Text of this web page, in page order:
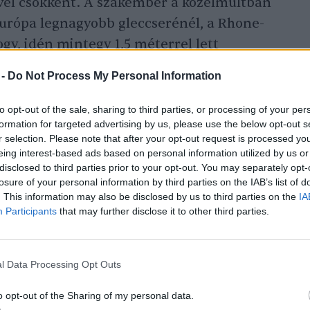
Do Not Process My Personal Information
opt-out of the sale, sharing to third parties, or processing of your
for targeted advertising by us, please use the below opt-out
selection. Please note that after your opt-out request is processed
interest-based ads based on personal information utilized by us
to third parties prior to your opt-out. You may separately
of your personal information by third parties on the IAB’s list of
This information may also be disclosed by us to third parties on the
Participants that may further disclose it to other third parties.
Data Processing Opt Outs
opt-out of the Sharing of my personal data.
legnagyobb gleccserénél, a Rhone-
idén mintegy 1,5 méterrel lett
és 2022 között mintegy 100gleccsertűnt
figyelmeztetnek, hogy az évszázad
Huss szerint ez ellen nincs mit tenni:
is folytatódna az olvadásuk. Ha
globálisan megszűnne a szén-dioxid-
is megmaradhatna az ország magas